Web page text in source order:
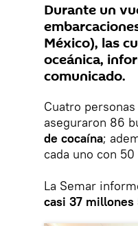
Durante un
México), las
oceánica,
comunicado.
Cuatro
aseguraron 86
de cocaína;
cada uno con
La Semar
casi 37